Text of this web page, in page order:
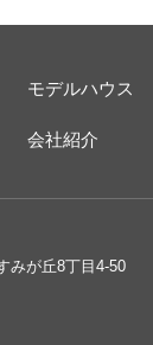
モデルハウス
会社紹介
みが丘8丁目4-50